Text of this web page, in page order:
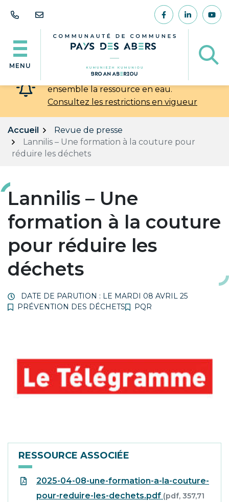
MENU
Lien vers leLien vers
Lien
💧 Chaleur et sécheresse : préservons
ensemble la ressource en eau.
Consultez les restrictions en vigueur
Accueil
Revue de presse
Lannilis – Une formation à la couture pour
réduire les déchets
Lannilis – Une
formation à la couture
pour réduire les
déchets
DATE DE PARUTION : LE MARDI 08 AVRIL 25
PRÉVENTION DES DÉCHETS
PQR
RESSOURCE ASSOCIÉE
2025-04-08-une-formation-a-la-couture-
pour-reduire-les-dechets.pdf (pdf, 357,71